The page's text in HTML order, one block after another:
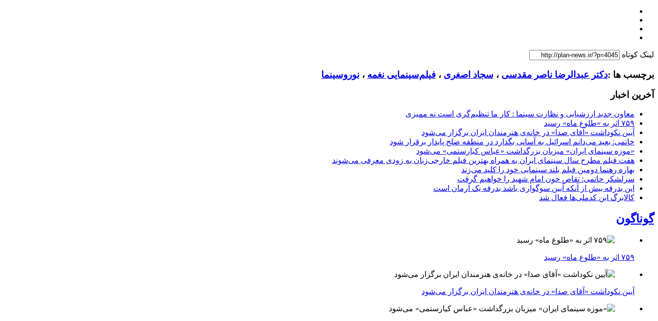
لینک کوتاه
برچسب ها :دکتر عبدالرضا ناصر مقدسی ، سجاد اصغری ، فیلم‌سینمایی نغمه ، نوروسینما
آخرین اخبار
معاون جدید ارزشیابی و نظارت سینما : کار ما تنظیم‌گری است نه ممیزی
۷۵۹ اثر به «طلوع ماه» رسید
آیین نکوداشت «آقای صدا» در خانه‌ی هنرمندان ایران برگزار می‌شود
خاتمی: بعید می‌دانم اسرائیل به آسانی بگذارد در منطقه صلح پایدار برقرار شود
«موزه سینمای ایران» میزبان بزرگداشت «عباس کیارستمی» می‌شود
هفت فیلم مطرح سال سینمای ایران به همراه بهترین فیلم خارجی‌زبان به زودی معرفی می‌شوند
بهاره رهنما دومین فیلم بلند سینمایی خود را کلید می‌زند
سرلشکر حاتمی: تقاص خون امام شهید را خواهیم گرفت
این بدرقه بیش از آنکه آیین سوگواری باشد بدرقه یک آرمان است
کالابرگ این کدملی‌ها فعال شد
گوناگون
۷۵۹ اثر به «طلوع ماه» رسید
آیین نکوداشت «آقای صدا» در خانه‌ی هنرمندان ایران برگزار می‌شود